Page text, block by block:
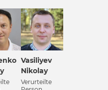
Vasiliyev
Nikolay
Verurteilte